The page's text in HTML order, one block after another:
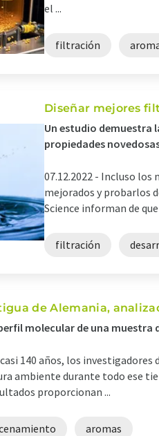
el ...
filtración
Diseñar mejores
Un estudio demuestra
propiedades
07.12.2022 - Incluso los
mejorados y probarlos
Science informan de
filtración
de Alemania,
molecular de una muestra
140 años, los
ambiente durante todo ese
proporcionan ...
aromas